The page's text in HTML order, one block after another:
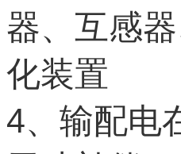
器、互感
化装置
4、输配电